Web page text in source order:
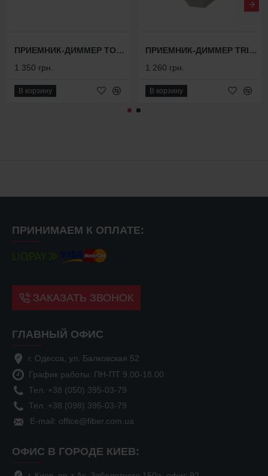
ПРИЕМНИК-ДИММЕР TOUCH DIM 9D-RES
1 350 грн.
В корзину
ПРИЕМНИК-ДИММЕР TRIAC DIM 2 (220 ВОЛЬТ)
1 260 грн.
В корзину
ПРИНИМАЕМ К ОПЛАТЕ:
ЗАКАЗАТЬ ЗВОНОК
ГЛАВНЫЙ ОФИС
г. Одесса, ул. Балковская 52
График работы: ПН-ПТ 9.00-18.00
Тел. +38 (050) 395-03-79
Тел. +38 (098) 395-03-79
E-mail: office@fiber.com.ua
ОФИС В ГОРОДЕ КИЕВ: